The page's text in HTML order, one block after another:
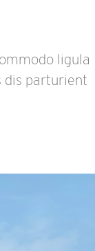
ligula
dis parturient